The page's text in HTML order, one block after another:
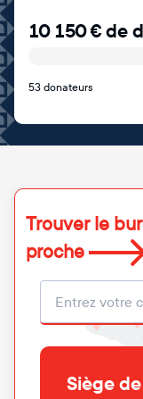
10 150€de
53 donateurs
Trouver le
proche
Localisation
Siège